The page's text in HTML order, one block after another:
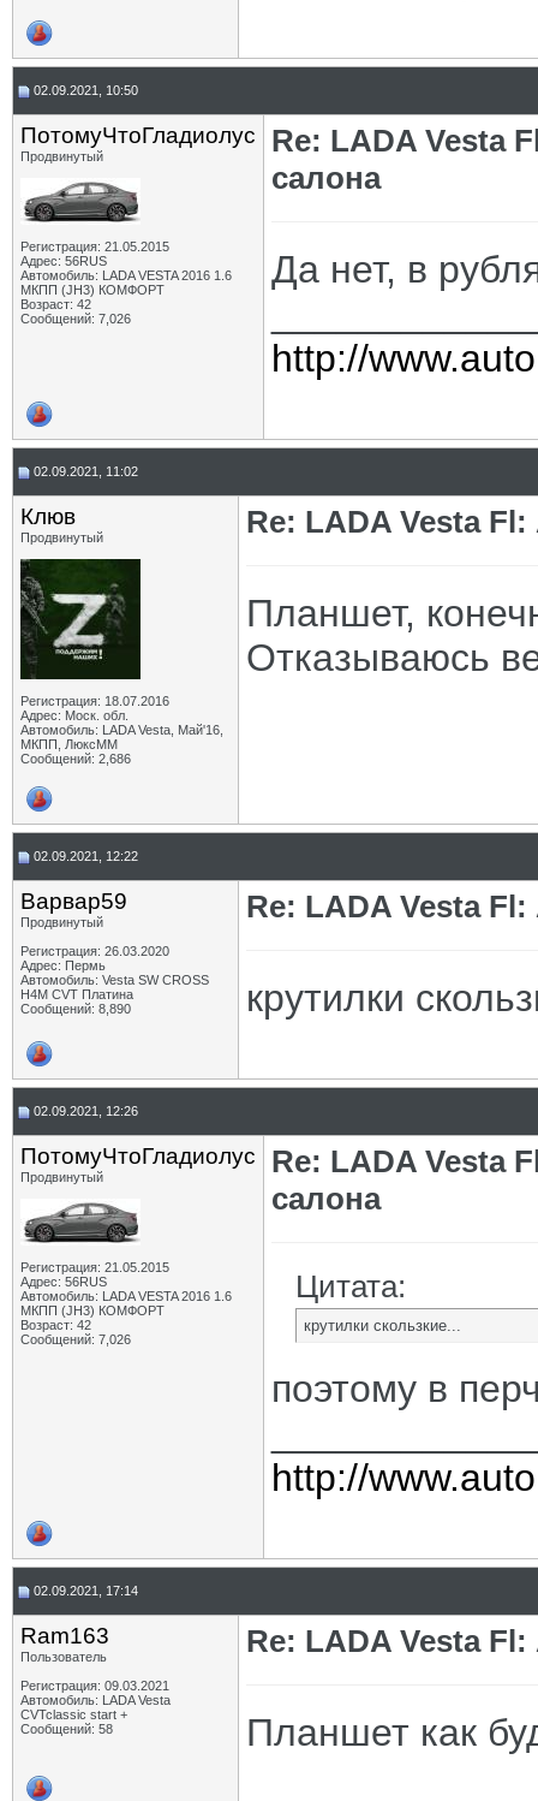
02.09.2021, 10:50
ПотомуЧтоГладиолус
Продвинутый
Регистрация: 21.05.2015
Адрес: 56RUS
Автомобиль: LADA VESTA 2016 1.6
МКПП (JH3) КОМФОРТ
Возраст: 42
Сообщений: 7,026
Re: LADA Vesta
салона
Да нет, в
http://
02.09.2021, 11:02
Клюв
Продвинутый
Регистрация: 18.07.2016
Адрес: Моск. обл.
Автомобиль: LADA Vesta, Май'16,
МКПП, ЛюксММ
Сообщений: 2,686
Re: LADA Vesta
Планшет,
Отказываюсь
02.09.2021, 12:22
Варвар59
Продвинутый
Регистрация: 26.03.2020
Адрес: Пермь
Автомобиль: Vesta SW CROSS
H4M CVT Платина
Сообщений: 8,890
Re: LADA Vesta
крутилки
02.09.2021, 12:26
ПотомуЧтоГладиолус
Продвинутый
Регистрация: 21.05.2015
Адрес: 56RUS
Автомобиль: LADA VESTA 2016 1.6
МКПП (JH3) КОМФОРТ
Возраст: 42
Сообщений: 7,026
Re: LADA Vesta
салона
Цитата:
крутилки скользкие...
поэтому в
http://
02.09.2021, 17:14
Ram163
Пользователь
Регистрация: 09.03.2021
Автомобиль: LADA Vesta
CVTclassic start +
Сообщений: 58
Re: LADA Vesta
Планшет как